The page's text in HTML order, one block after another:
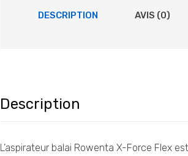
DESCRIPTION AVIS (0)
Description
L’aspirateur balai Rowenta X-Force Flex